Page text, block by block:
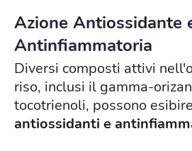
Azione Antiossidante
Antinfiammatoria
Diversi composti attivi
riso, inclusi il gamma-
tocotrienoli, possono esibire
antiossidanti e